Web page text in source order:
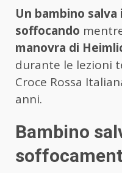
Un bambino
soffocando
manovra di
durante le lezioni
Croce Rossa
anni.
Bambino